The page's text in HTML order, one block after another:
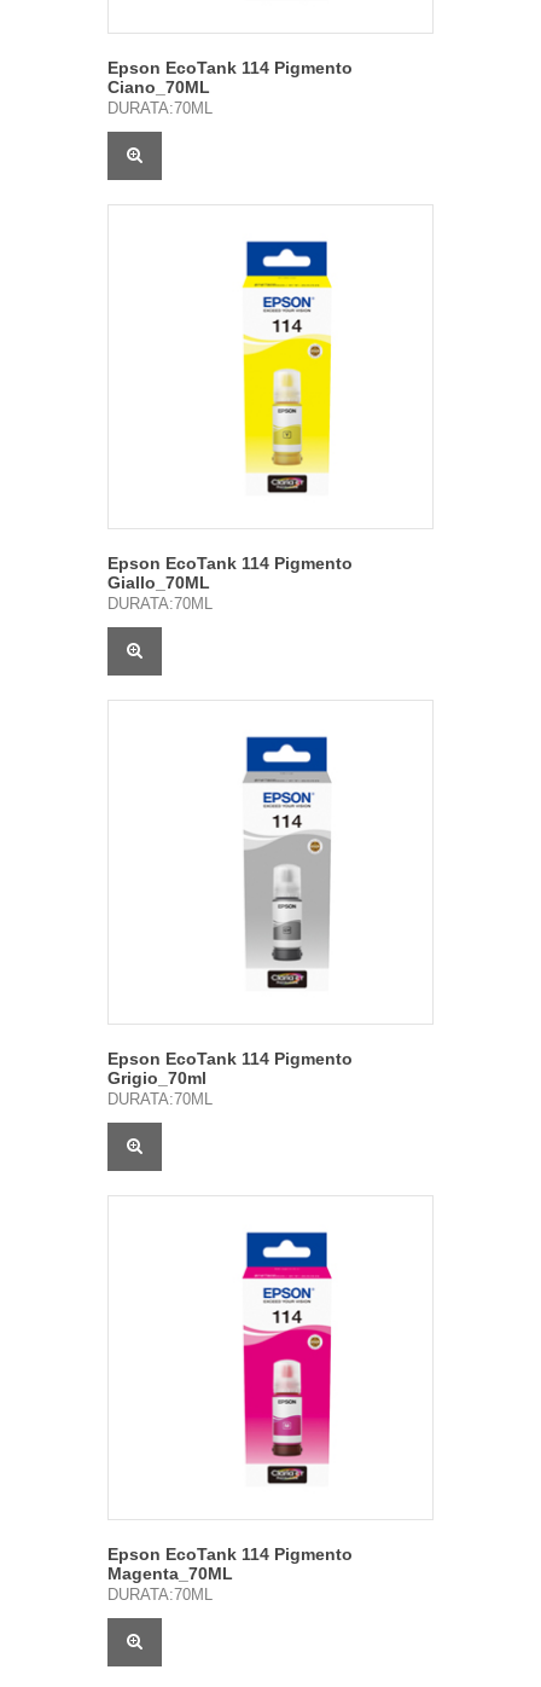
Epson EcoTank 114 Pigmento
Ciano_70ML
DURATA:70ML
Epson EcoTank 114 Pigmento
Giallo_70ML
DURATA:70ML
Epson EcoTank 114 Pigmento
Grigio_70ml
DURATA:70ML
Epson EcoTank 114 Pigmento
Magenta_70ML
DURATA:70ML